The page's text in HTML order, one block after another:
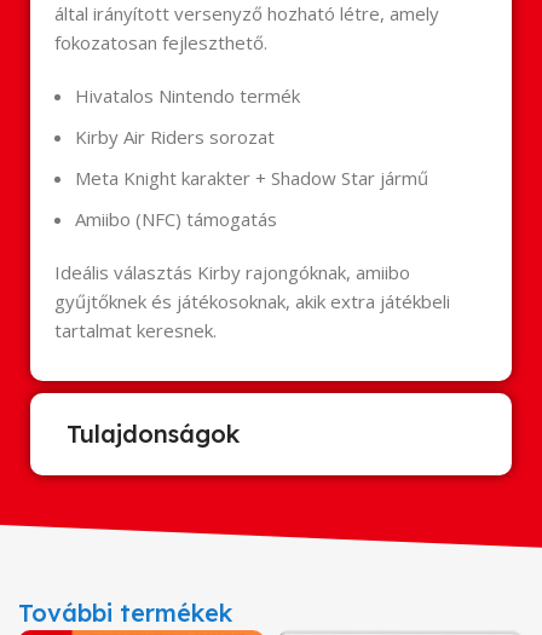
által irányított versenyző hozható létre, amely
fokozatosan fejleszthető.
Hivatalos Nintendo termék
Kirby Air Riders sorozat
Meta Knight karakter + Shadow Star jármű
Amiibo (NFC) támogatás
Ideális választás Kirby rajongóknak, amiibo
gyűjtőknek és játékosoknak, akik extra játékbeli
tartalmat keresnek.
Tulajdonságok
További termékek